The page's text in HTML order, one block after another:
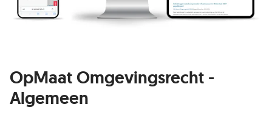
OpMaat Omgevingsrecht -
Algemeen